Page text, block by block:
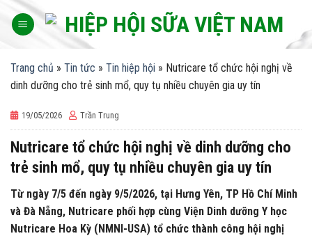
Trang chủ » Tin tức » Tin hiệp hội » Nutricare tổ chức hội nghị về
dinh dưỡng cho trẻ sinh mổ, quy tụ nhiều chuyên gia uy tín
19/05/2026 Trần Trung
Nutricare tổ chức hội nghị về dinh dưỡng cho
trẻ sinh mổ, quy tụ nhiều chuyên gia uy tín
Từ ngày 7/5 đến ngày 9/5/2026, tại Hưng Yên, TP Hồ Chí Minh
và Đà Nẵng, Nutricare phối hợp cùng Viện Dinh dưỡng Y học
Nutricare Hoa Kỳ (NMNI-USA) tổ chức thành công hội nghị